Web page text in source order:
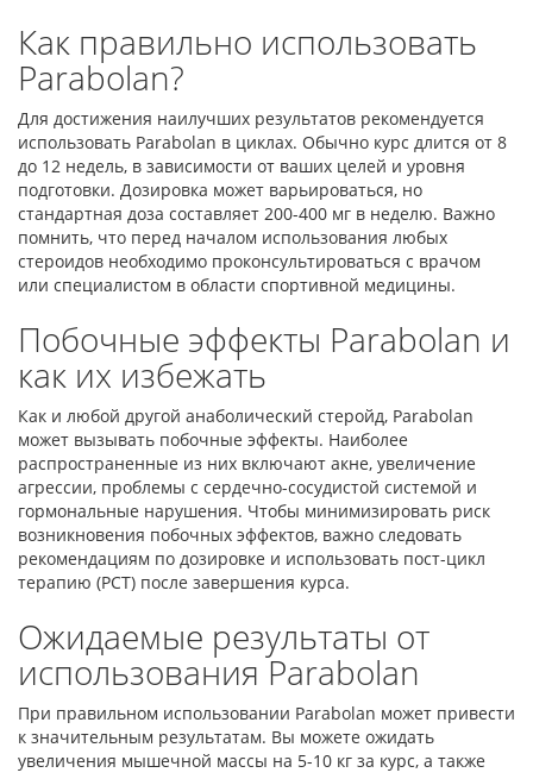
Как правильно использовать
Parabolan?
Для достижения наилучших результатов рекомендуется
использовать Parabolan в циклах. Обычно курс длится от 8
до 12 недель, в зависимости от ваших целей и уровня
подготовки. Дозировка может варьироваться, но
стандартная доза составляет 200-400 мг в неделю. Важно
помнить, что перед началом использования любых
стероидов необходимо проконсультироваться с врачом
или специалистом в области спортивной медицины.
Побочные эффекты Parabolan и
как их избежать
Как и любой другой анаболический стеройд, Parabolan
может вызывать побочные эффекты. Наиболее
распространенные из них включают акне, увеличение
агрессии, проблемы с сердечно-сосудистой системой и
гормональные нарушения. Чтобы минимизировать риск
возникновения побочных эффектов, важно следовать
рекомендациям по дозировке и использовать пост-цикл
терапию (PCT) после завершения курса.
Ожидаемые результаты от
использования Parabolan
При правильном использовании Parabolan может привести
к значительным результатам. Вы можете ожидать
увеличения мышечной массы на 5-10 кг за курс, а также